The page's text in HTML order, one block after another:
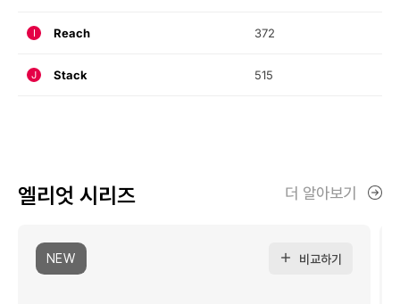
I Reach 372
J Stack 515
엘리엇 시리즈 더 알아보기
NEW 비교하기